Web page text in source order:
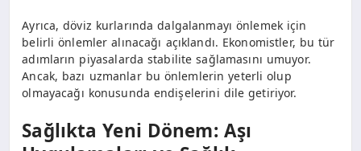
Ayrıca, döviz kurlarında dalgalanmayı önlemek için
belirli önlemler alınacağı açıklandı. Ekonomistler, bu tür
adımların piyasalarda stabilite sağlamasını umuyor.
Ancak, bazı uzmanlar bu önlemlerin yeterli olup
olmayacağı konusunda endişelerini dile getiriyor.
Sağlıkta Yeni Dönem: Aşı